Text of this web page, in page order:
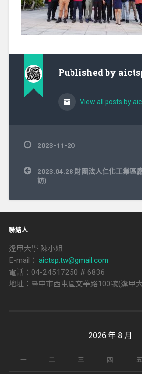
Published by
View all posts by
2023-11-20
文
章
2023.04.28 財團法人仁化工業區
訪)
聯絡人
逢甲大學 陳小姐
E-mail： aictsp.tw@gmail.com
電話：04-24517250 # 6836
地址：臺中市西屯區文華路100號(逢甲
2026 年 8 月
一 二 三 四 五